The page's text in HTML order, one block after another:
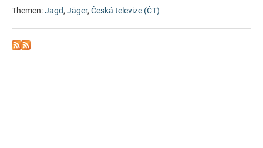
Themen:Jagd, Jäger, Česká televize (ČT)